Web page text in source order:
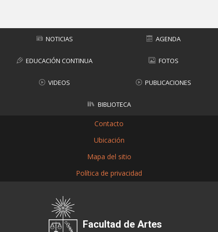
NOTICIAS AGENDA
EDUCACIÓN CONTINUA FOTOS
VIDEOS PUBLICACIONES
BIBLIOTECA
Contacto
Ubicación
Mapa del sitio
Política de privacidad
Facultad de Artes